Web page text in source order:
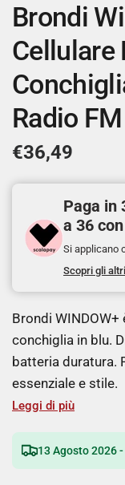
Brondi
Cellulare
Radio FM
€36,49
Paga in
a 36
Si applicano
Scopri gli
Brondi
conchiglia in blu.
batteria duratura.
essenziale e stile.
Leggi di più
13 Agosto 2026